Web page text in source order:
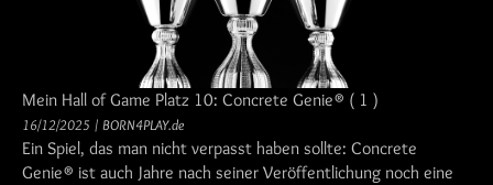
Mein Hall of Game Platz 10: Concrete Genie® ( 1 )
16/12/2025 / BORN4PLAY.de
Ein Spiel, das man nicht verpasst haben sollte: Concrete
Genie® ist auch Jahre nach seiner Veröffentlichung noch eine